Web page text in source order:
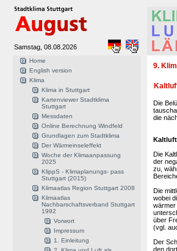
Samstag, 08.08.2026
Home
English version
Klima
Klima in Stuttgart
Kartenviewer Stadtklima
Stuttgart
Messdaten
Online Berechnung Windfeld
Grundlagen zum Stadtklima
Der Wärmeinseleffekt
Woche der Klimaanpassung
2025
KlippS - Klimaplanungs- pass
Stuttgart (2015)
Klimaatlas Region Stuttgart 2008
Klimaatlas
Nachbarschaftsverband Stuttgart
1992
Vorwort
Impressum
1. Einleitung
9.
Die
die
Die
der
zu,
Die
wobei
wärmer
über
(vgl.
Der
den